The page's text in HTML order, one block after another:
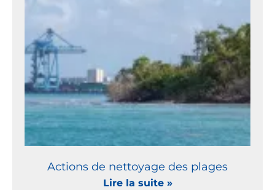
Actions de nettoyage des plages
Lire la suite »